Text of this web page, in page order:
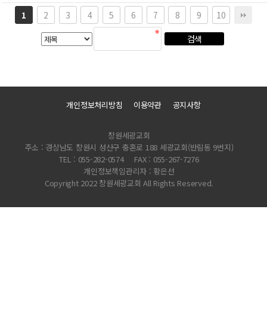
1
2 3 4 5 6 7 8 9 10
개인정보처리방침 이용약관 공지사항
창원세광교회
주소 : 경상남도 창원시 성산구 충혼로 188 세광교회(반림동 9번지)
TEL : 055-282-0574
FAX : 055-267-7276
개인정보책임관리자 : 황은선
Copyright 2022 창원세광교회 All Rights Reserved.